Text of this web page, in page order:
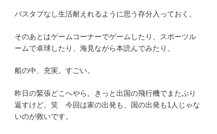
バスタブなし生活耐えれるように思う存分入っておく。
そのあとはゲームコーナーでゲームしたり、スポーツル
ームで卓球したり、海見ながら本読んでみたり。
船の中、充実。すごい。
昨日の緊張どこへやら。きっと出国の飛行機でまたぶり
返すけど。笑 今回は家の出発も、国の出発も1人じゃな
いのが救いです。